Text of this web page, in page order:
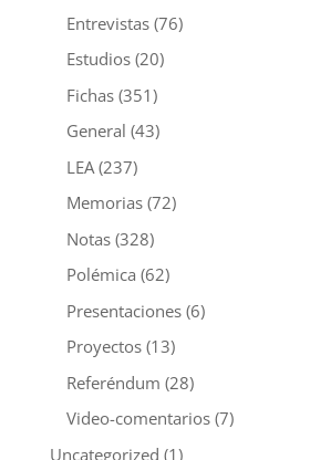
Entrevistas(76)
Estudios(20)
Fichas(351)
General (43)
LEA(237)
Memorias(72)
Notas(328)
Polémica (62)
Presentaciones(6)
Proyectos(13)
Referéndum (28)
Video-comentarios(7)
Uncategorized (1)